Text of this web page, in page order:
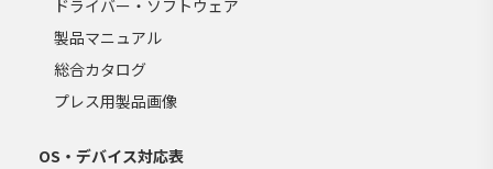
ドライバー・ソフトウェア
製品マニュアル
総合カタログ
プレス用製品画像
OS・デバイス対応表